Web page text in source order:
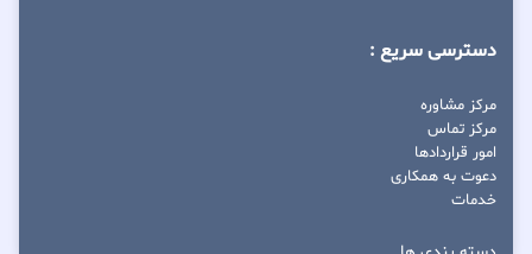
دسترسی سریع :
مرکز مشاوره
مرکز تماس
امور قراردادها
دعوت به همکاری
خدمات